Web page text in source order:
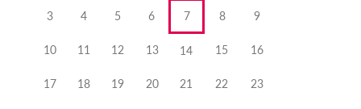
3 4 5 6 7 8 9
10 11 12 13 14 15 16
17 18 19 20 21 22 23